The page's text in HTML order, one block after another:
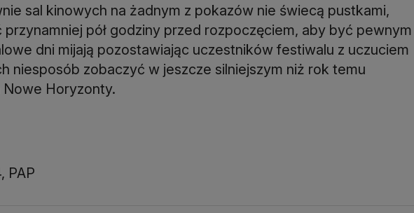
sal kinowych na żadnym z pokazów nie świecą pustkami,
pół godziny przed rozpoczęciem, aby być pewnym
dni mijają pozostawiając uczestników festiwalu z uczuciem
niesposób zobaczyć w jeszcze silniejszym niż rok temu
Horyzonty.
PAP